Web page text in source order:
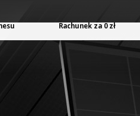
Rachunek za 0 zł